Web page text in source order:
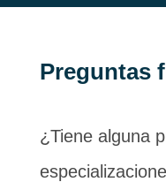
Preguntas
¿Tiene alguna